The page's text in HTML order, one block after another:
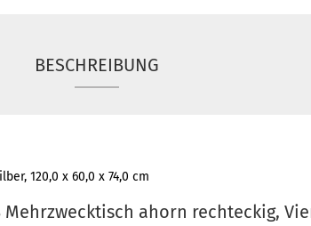
BESCHREIBUNG
120,0 x 60,0 x 74,0 cm
Mehrzwecktisch ahorn rechteckig,